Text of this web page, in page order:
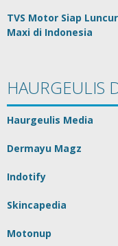
TVS Motor Siap
Maxi di Indonesia
HAURGEULIS
Haurgeulis Media
Dermayu Magz
Indotify
Skincapedia
Motonup